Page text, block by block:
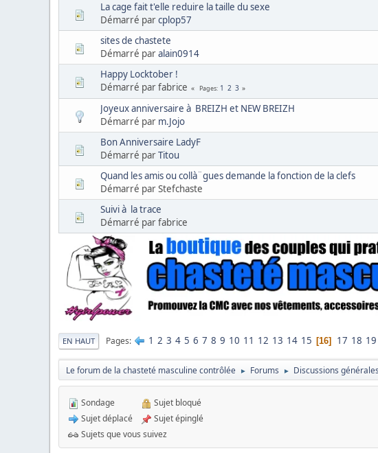
La cage fait t'elle reduire la taille du sexe
Démarré parcplop57
sites de chastete
Démarré paralain0914
Happy Locktober !
Démarré par fabrice
Pages 1 2 3
Joyeux anniversaire à BREIZH et NEW BREIZH
Démarré par m.Jojo
Bon Anniversaire LadyF
Démarré parTitou
Quand les amis ou collà¨gues demande la fonction de la clefs
Démarré par Stefchaste
Suivi à la trace
Démarré par fabrice
EN HAUT Pages 1 2 3 4 5 6 7 8 9 10 11 12 13 14 15 16 17 18 19
Le forum de la chasteté masculine contrôlée ► Forums ► Discussions générales
Sondage
Sujet déplacé
Sujet bloqué
Sujet épinglé
Sujets que vous suivez